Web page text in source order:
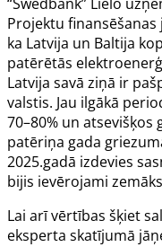
Projektu
ka Latvija un Baltija
patērētās
Latvija savā ziņā ir
valstis. Jau ilgākā
70–80% un atsevišķos
patēriņa gada
2025.gadā izdevies
bijis ievērojami
Lai arī vērtības šķiet
eksperta skatījumā